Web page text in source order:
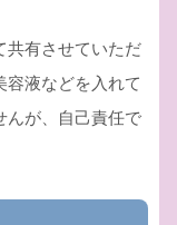
共有させていただ
容液などを入れて
んが、自己責任で